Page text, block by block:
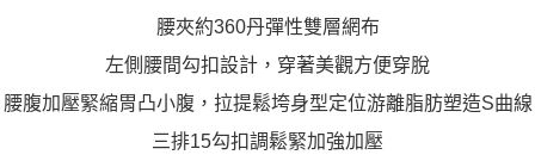
每筆NT$70，滿NT$799(含以上)免運費
7-11取貨付款
每筆NT$70，滿NT$798(含以上)免運費
腰夾約360丹彈性雙層網布
左側腰間勾扣設計，穿著美觀方便穿脫
腰腹加壓緊縮胃凸小腹，拉提鬆垮身型定位游離脂肪塑造S曲線
三排15勾扣調鬆緊加強加壓